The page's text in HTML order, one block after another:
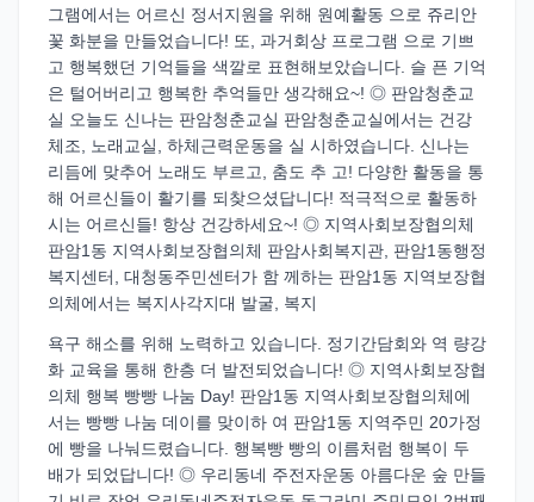
그램에서는 어르신 정서지원을 위해 원예활동 으로 쥬리안
꽃 화분을 만들었습니다! 또, 과거회상 프로그램 으로 기쁘
고 행복했던 기억들을 색깔로 표현해보았습니다. 슬 픈 기억
은 털어버리고 행복한 추억들만 생각해요~! ◎ 판암청춘교
실 오늘도 신나는 판암청춘교실 판암청춘교실에서는 건강
체조, 노래교실, 하체근력운동을 실 시하였습니다. 신나는
리듬에 맞추어 노래도 부르고, 춤도 추 고! 다양한 활동을 통
해 어르신들이 활기를 되찾으셨답니다! 적극적으로 활동하
시는 어르신들! 항상 건강하세요~! ◎ 지역사회보장협의체
판암1동 지역사회보장협의체 판암사회복지관, 판암1동행정
복지센터, 대청동주민센터가 함 께하는 판암1동 지역보장협
의체에서는 복지사각지대 발굴, 복지
욕구 해소를 위해 노력하고 있습니다. 정기간담회와 역 량강
화 교육을 통해 한층 더 발전되었습니다! ◎ 지역사회보장협
의체 행복 빵빵 나눔 Day! 판암1동 지역사회보장협의체에
서는 빵빵 나눔 데이를 맞이하 여 판암1동 지역주민 20가정
에 빵을 나눠드렸습니다. 행복빵 빵의 이름처럼 행복이 두
배가 되었답니다! ◎ 우리동네 주전자운동 아름다운 숲 만들